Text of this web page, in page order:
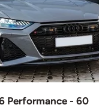
Performance - 60